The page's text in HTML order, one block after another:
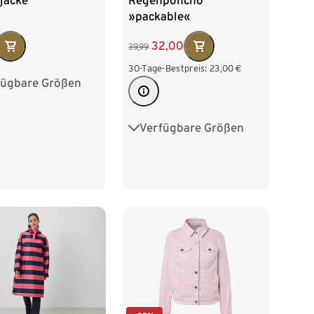
Größen
36 38 40
»packable«
39,99 32,00
30-Tage-Bestpreis: 23,00 €
Verfügbare Größen
S/M L/XL